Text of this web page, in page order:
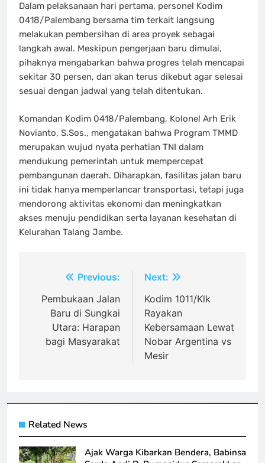
Dalam pelaksanaan hari pertama, personel Kodim
0418/Palembang bersama tim terkait langsung
melakukan pembersihan di area proyek sebagai
langkah awal. Meskipun pengerjaan baru dimulai,
pihaknya mengabarkan bahwa progres telah mencapai
sekitar 30 persen, dan akan terus dikebut agar selesai
sesuai dengan jadwal yang telah ditentukan.
Komandan Kodim 0418/Palembang, Kolonel Arh Erik
Novianto, S.Sos., mengatakan bahwa Program TMMD
merupakan wujud nyata perhatian TNI dalam
mendukung pemerintah untuk mempercepat
pembangunan daerah. Diharapkan, fasilitas jalan baru
ini tidak hanya memperlancar transportasi, tetapi juga
mendorong aktivitas ekonomi dan meningkatkan
akses menuju pendidikan serta layanan kesehatan di
Kelurahan Talang Jambe.
Navigasi
pos
Previous:
Pembukaan Jalan
Baru di Sungkai
Utara: Harapan
bagi Masyarakat
Next:
Kodim 1011/Klk
Rayakan
Kebersamaan Lewat
Nobar Argentina vs
Mesir
Related News
Ajak Warga Kibarkan Bendera, Babinsa